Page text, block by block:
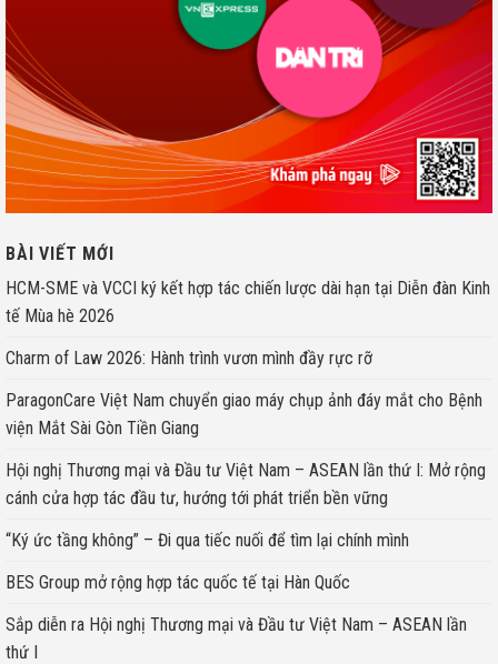
BÀI VIẾT MỚI
HCM-SME và VCCI ký kết hợp tác chiến lược dài hạn tại Diễn đàn Kinh
tế Mùa hè 2026
Charm of Law 2026: Hành trình vươn mình đầy rực rỡ
ParagonCare Việt Nam chuyển giao máy chụp ảnh đáy mắt cho Bệnh
viện Mắt Sài Gòn Tiền Giang
Hội nghị Thương mại và Đầu tư Việt Nam – ASEAN lần thứ I: Mở rộng
cánh cửa hợp tác đầu tư, hướng tới phát triển bền vững
“Ký ức tầng không” – Đi qua tiếc nuối để tìm lại chính mình
BES Group mở rộng hợp tác quốc tế tại Hàn Quốc
Sắp diễn ra Hội nghị Thương mại và Đầu tư Việt Nam – ASEAN lần
thứ I